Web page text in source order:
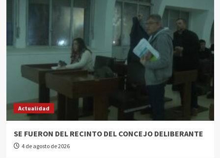
Actualidad
SE FUERON DEL RECINTO DEL CONCEJO DELIBERANTE
4 de agosto de 2026